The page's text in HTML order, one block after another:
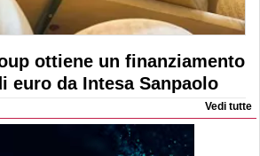
ottiene un finanziamento
euro da Intesa Sanpaolo
Vedi tutte